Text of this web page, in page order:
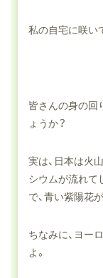
私の自宅に咲い
皆さんの身の回
ょうか？
実は、日本は火
シウムが流れて
で、青い紫陽花
ちなみに、ヨー
よ。